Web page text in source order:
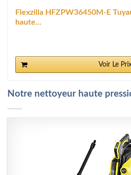
Flexzilla HFZPW36450M-E
haute...
Voir Le
Notre nettoyeur haute